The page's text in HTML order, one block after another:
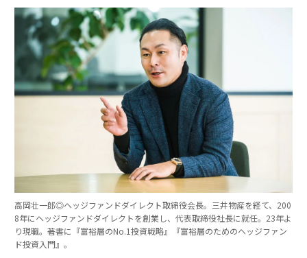
高岡壮一郎◎ヘッジファンドダイレクト取締役会長。三井物産を経て、200
8年にヘッジファンドダイレクトを創業し、代表取締役社長に就任。23年よ
り現職。著書に『富裕層のNo.1投資戦略』『富裕層のためのヘッジファン
ド投資入門』。